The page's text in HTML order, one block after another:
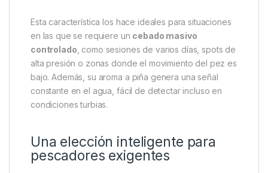
Ideal para cebado intensivo con
resultados visibles
Estosboilies de alta proteína han sido diseñados
para alimentar sin saturar. Su fórmula favorece una
digestión rápida, lo que permite que las carpas se
Esta característica los hace ideales para situaciones